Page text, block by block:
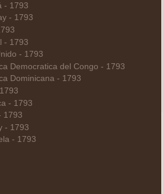
- 1793
- 1793
- 1793
- 1793
Democratica del Congo - 1793
Dominicana - 1793
- 1793
1793
- 1793
- 1793